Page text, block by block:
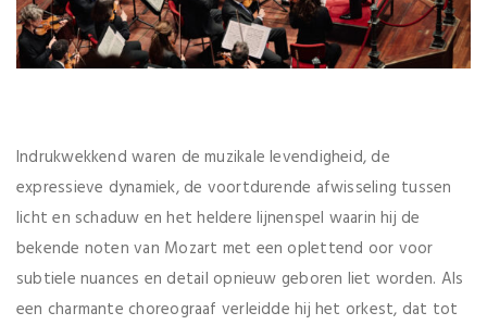
Indrukwekkend waren de muzikale levendigheid, de
expressieve dynamiek, de voortdurende afwisseling tussen
licht en schaduw en het heldere lijnenspel waarin hij de
bekende noten van Mozart met een oplettend oor voor
subtiele nuances en detail opnieuw geboren liet worden. Als
een charmante choreograaf verleidde hij het orkest, dat tot